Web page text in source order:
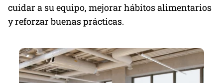
cuidar a su equipo, mejorar hábitos alimentarios
y reforzar buenas prácticas.